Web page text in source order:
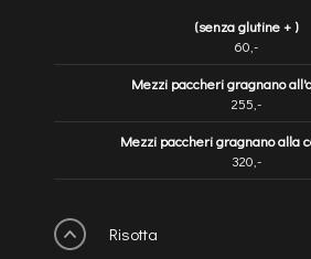
(senza glutine + )
60,-
Mezzi paccheri gragnano
255,-
Mezzi paccheri gragnano alla
320,-
Risotta